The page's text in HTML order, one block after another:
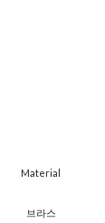
​Material
브라스